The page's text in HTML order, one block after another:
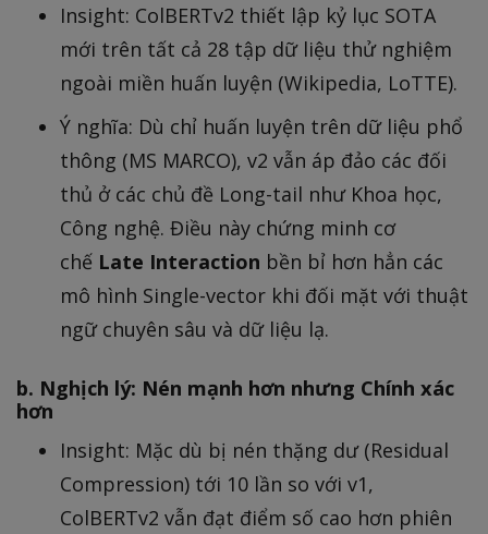
Insight: ColBERTv2 thiết lập kỷ lục SOTA
mới trên tất cả 28 tập dữ liệu thử nghiệm
ngoài miền huấn luyện (Wikipedia, LoTTE).
Ý nghĩa: Dù chỉ huấn luyện trên dữ liệu phổ
thông (MS MARCO), v2 vẫn áp đảo các đối
thủ ở các chủ đề Long-tail như Khoa học,
Công nghệ. Điều này chứng minh cơ
chế Late Interaction bền bỉ hơn hẳn các
mô hình Single-vector khi đối mặt với thuật
ngữ chuyên sâu và dữ liệu lạ.
b. Nghịch lý: Nén mạnh hơn nhưng Chính xác
hơn
Insight: Mặc dù bị nén thặng dư (Residual
Compression) tới 10 lần so với v1,
ColBERTv2 vẫn đạt điểm số cao hơn phiên